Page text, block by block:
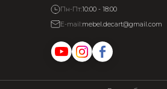
Пн-Пт:10:00 - 18:00
E-mail:mebel.decart@gmail.com